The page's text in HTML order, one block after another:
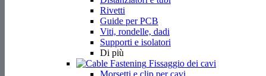
Rivetti
Guide per PCB
Viti, rondelle, dadi
Supporti e isolatori
Di più
Fissaggio dei cavi
Morsetti e clip per cavi